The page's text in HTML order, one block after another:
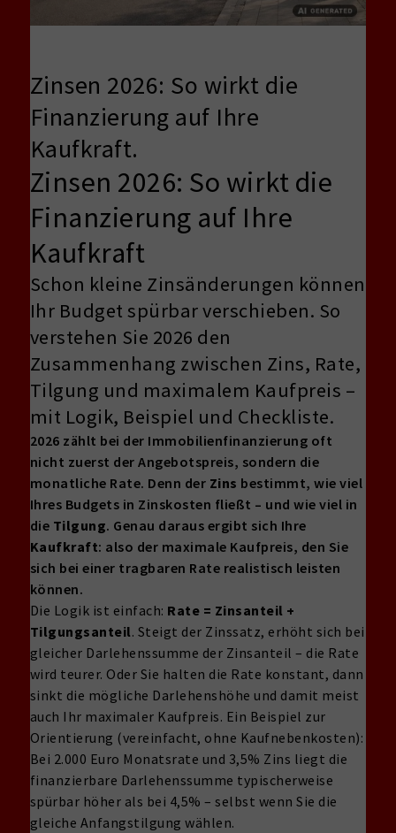
Zinsen 2026: So wirkt die
Finanzierung auf Ihre
Kaufkraft.
Zinsen 2026: So wirkt die
Finanzierung auf Ihre
Kaufkraft
Schon kleine Zinsänderungen können
Ihr Budget spürbar verschieben. So
verstehen Sie 2026 den
Zusammenhang zwischen Zins, Rate,
Tilgung und maximalem Kaufpreis –
mit Logik, Beispiel und Checkliste.
2026 zählt bei der Immobilienfinanzierung oft
nicht zuerst der Angebotspreis, sondern die
monatliche Rate. Denn der Zins bestimmt, wie viel
Ihres Budgets in Zinskosten fließt – und wie viel in
die Tilgung. Genau daraus ergibt sich Ihre
Kaufkraft: also der maximale Kaufpreis, den Sie
sich bei einer tragbaren Rate realistisch leisten
können.
Die Logik ist einfach: Rate = Zinsanteil +
Tilgungsanteil. Steigt der Zinssatz, erhöht sich bei
gleicher Darlehenssumme der Zinsanteil – die Rate
wird teurer. Oder Sie halten die Rate konstant, dann
sinkt die mögliche Darlehenshöhe und damit meist
auch Ihr maximaler Kaufpreis. Ein Beispiel zur
Orientierung (vereinfacht, ohne Kaufnebenkosten):
Bei 2.000 Euro Monatsrate und 3,5% Zins liegt die
finanzierbare Darlehenssumme typischerweise
spürbar höher als bei 4,5% – selbst wenn Sie die
gleiche Anfangstilgung wählen.